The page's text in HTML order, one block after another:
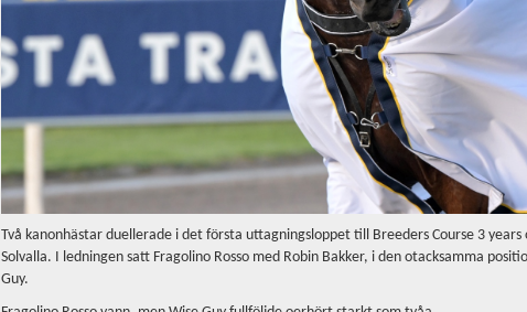
Två kanonhästar duellerade i det första uttagningsloppet till Breeders Course 3 years
Solvalla. I ledningen satt Fragolino Rosso med Robin Bakker, i den otacksamma
Guy.